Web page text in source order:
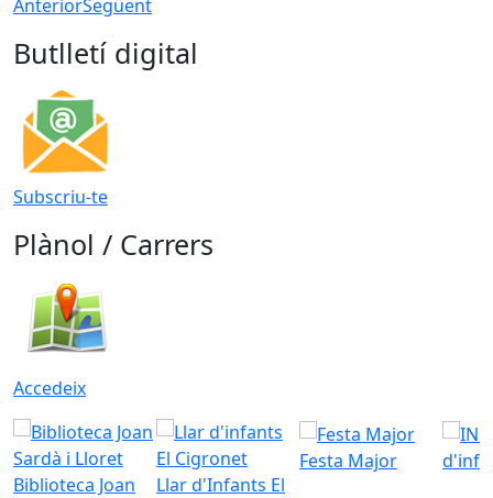
AnteriorSegüent
Butlletí digital
Subscriu-te
Plànol / Carrers
Accedeix
Biblioteca Joan
Llar d'Infants El
Festa Major